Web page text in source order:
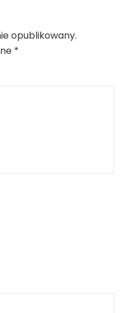
opublikowany.
*